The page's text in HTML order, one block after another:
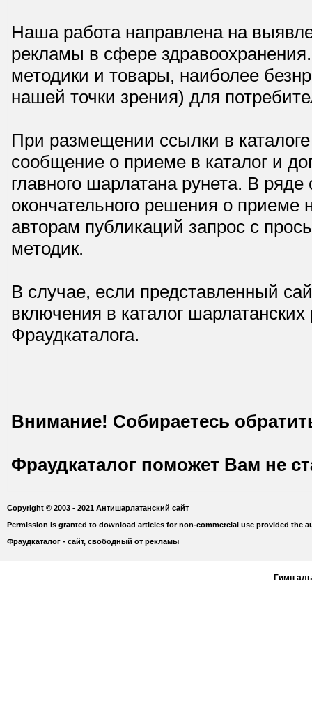
Наша работа направлена на
рекламы в сфере
методики и товары, наиболее
нашей точки зрения) для
При размещении ссылки в
сообщение о приеме в каталог и
главного шарлатана рунета. В
окончательного решения о приеме
авторам публикаций запрос с
методик.
В случае, если представленный
включения в каталог
Фраудкаталога.
Внимание! Собираетесь
Фраудкаталог поможет Вам не
Copyright © 2003 - 2021 Антишарлатанский сайт
Permission is granted to download articles for non-commercial use provided the
Фраудкаталог - сайт, свободный от рекламы
Гимн